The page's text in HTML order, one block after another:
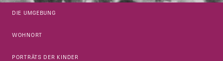
DIE UMGEBUNG
WOHNORT
PORTRÄTS DER KINDER